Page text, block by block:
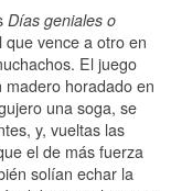
Días geniales o
que vence a otro en
El juego
horadado en
una soga, se
y, vueltas las
el de más fuerza
solían echar la